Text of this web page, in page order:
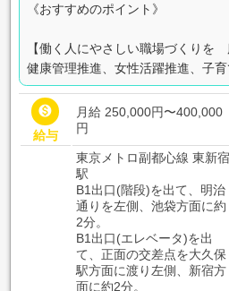
《おすすめのポイント》
【働く人にやさしい職場づくりを
健康管理推進、女性活躍推進、子育

給与
月給 250,000円〜400,000
円
東京メトロ副都心線 東新宿
駅
B1出口(階段)を出て、明治
通りを左側、池袋方面に約
2分。
B1出口(エレベータ)を出
て、正面の交差点を大久保
駅方面に渡り左側、新宿方
面に約2分。